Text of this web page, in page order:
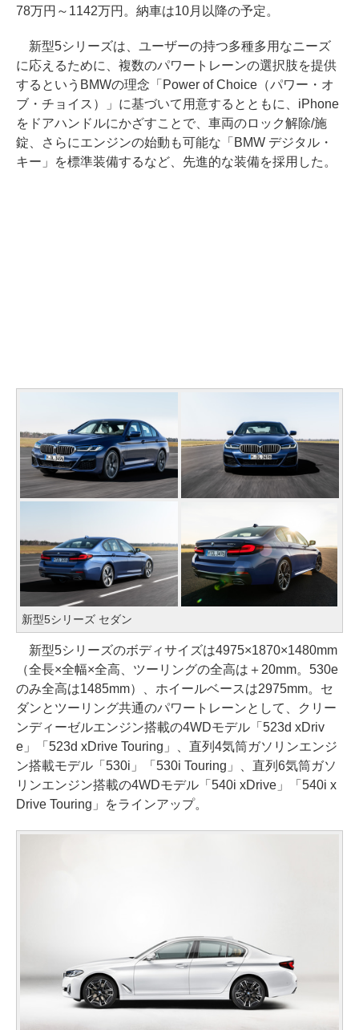
78万円～1142万円。納車は10月以降の予定。
新型5シリーズは、ユーザーの持つ多種多用なニーズ
に応えるために、複数のパワートレーンの選択肢を提供
するというBMWの理念「Power of Choice（パワー・オ
ブ・チョイス）」に基づいて用意するとともに、iPhone
をドアハンドルにかざすことで、車両のロック解除/施
錠、さらにエンジンの始動も可能な「BMW デジタル・
キー」を標準装備するなど、先進的な装備を採用した。
新型5シリーズ セダン
新型5シリーズのボディサイズは4975×1870×1480mm
（全長×全幅×全高、ツーリングの全高は＋20mm。530e
のみ全高は1485mm）、ホイールベースは2975mm。セ
ダンとツーリング共通のパワートレーンとして、クリー
ンディーゼルエンジン搭載の4WDモデル「523d xDriv
e」「523d xDrive Touring」、直列4気筒ガソリンエンジ
ン搭載モデル「530i」「530i Touring」、直列6気筒ガソ
リンエンジン搭載の4WDモデル「540i xDrive」「540i x
Drive Touring」をラインアップ。